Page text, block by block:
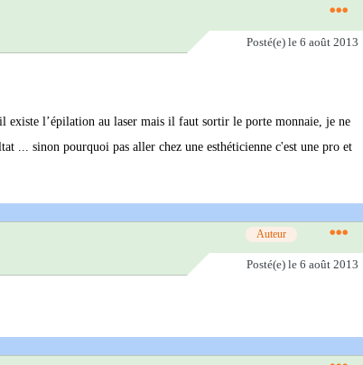
Posté(e) le 6 août 2013
existe l’épilation au laser mais il faut sortir le porte monnaie, je ne
... sinon pourquoi pas aller chez une esthéticienne c'est une pro et
Auteur
Posté(e) le 6 août 2013